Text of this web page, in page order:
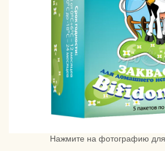
Нажмите на фотографию